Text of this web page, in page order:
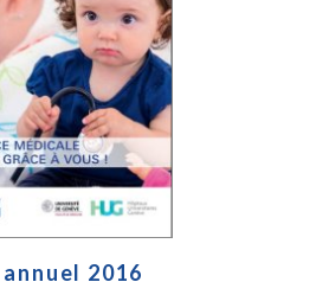
2016